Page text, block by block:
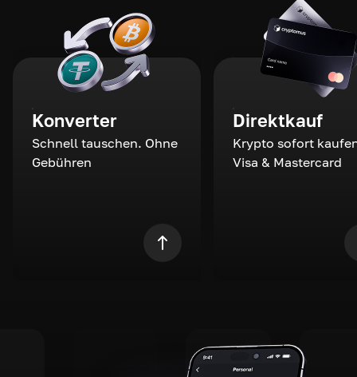
Konverter
Schnell tauschen. Ohne
Gebühren
Direktkauf
Krypto sofort
Visa & Mastercard